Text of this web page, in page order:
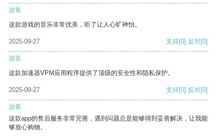
游客
这款游戏的音乐非常优美，听了让人心旷神怡。
2025-09-27 支持[0] 反对[0]
游客
这款加速器VPM应用程序提供了顶级的安全性和隐私保护。
2025-09-27 支持[0] 反对[0]
游客
这款app的售后服务非常完善，遇到问题总是能够得到妥善解决，让我能
够放心购物。